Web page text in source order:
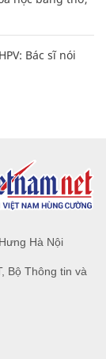
Bác sĩ nói
Hà Nội
Bộ Thông tin và